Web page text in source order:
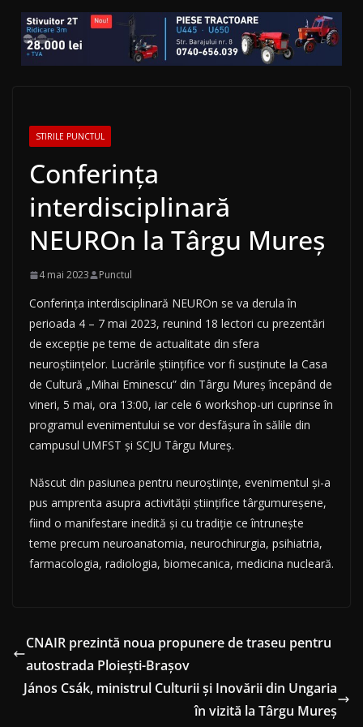
STIRILE PUNCTUL
Conferința
interdisciplinară
NEUROn la Târgu Mureș
4 mai 2023 Punctul
Conferința interdisciplinară NEUROn se va derula în
perioada 4 – 7 mai 2023, reunind 18 lectori cu prezentări
de excepție pe teme de actualitate din sfera
neuroștiințelor. Lucrările științifice vor fi susținute la Casa
de Cultură „Mihai Eminescu” din Târgu Mureș începând de
vineri, 5 mai, ora 13:00, iar cele 6 workshop-uri cuprinse în
programul evenimentului se vor desfășura în sălile din
campusul UMFST și SCJU Târgu Mureș.
Născut din pasiunea pentru neuroștiințe, evenimentul și-a
pus amprenta asupra activității științifice târgumureșene,
fiind o manifestare inedită și cu tradiție ce întrunește
teme precum neuroanatomia, neurochirurgia, psihiatria,
farmacologia, radiologia, biomecanica, medicina nucleară.
CNAIR prezintă noua propunere de traseu pentru
autostrada Ploiești-Brașov
János Csák, ministrul Culturii și Inovării din Ungaria
în vizită la Târgu Mureș